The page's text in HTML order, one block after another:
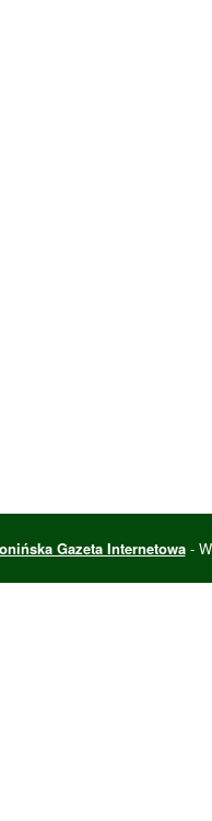
Gazeta Internetowa-